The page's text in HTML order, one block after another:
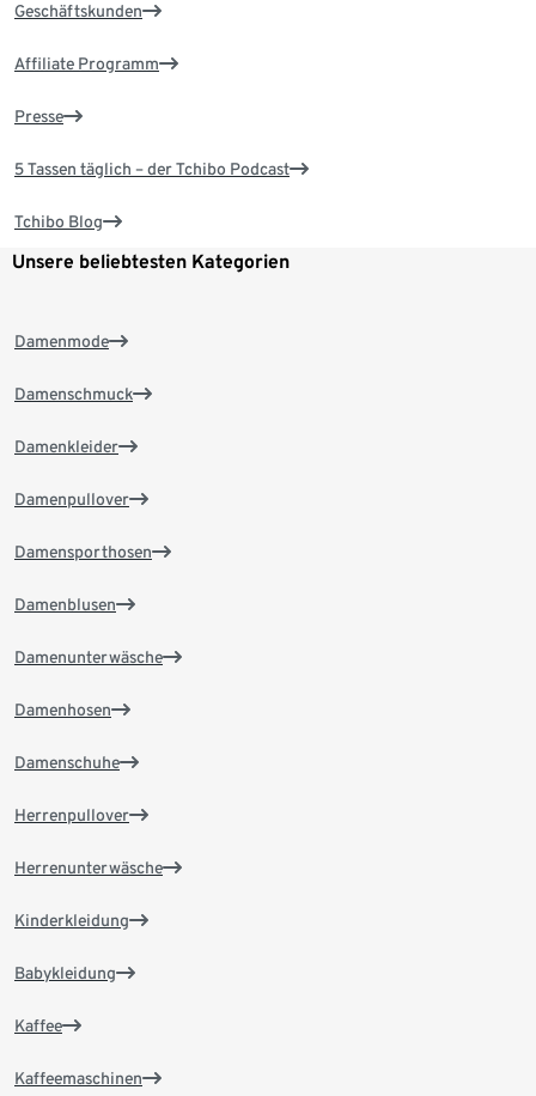
Geschäftskunden
Affiliate Programm
Presse
5 Tassen täglich – der Tchibo Podcast
Tchibo Blog
Unsere beliebtesten Kategorien
Damenmode
Damenschmuck
Damenkleider
Damenpullover
Damensporthosen
Damenblusen
Damenunterwäsche
Damenhosen
Damenschuhe
Herrenpullover
Herrenunterwäsche
Kinderkleidung
Babykleidung
Kaffee
Kaffeemaschinen